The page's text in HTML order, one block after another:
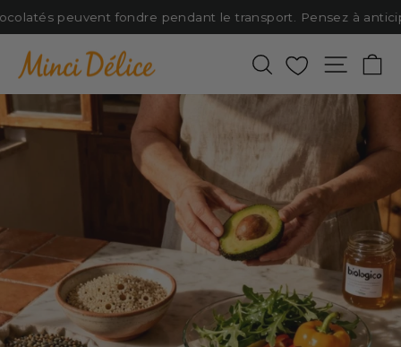
Passer
au
contenu
peuvent fondre pendant le transport. Pensez à
Rechercher
Favoris